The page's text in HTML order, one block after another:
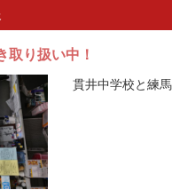
取り扱い中！
貫井中学校と練